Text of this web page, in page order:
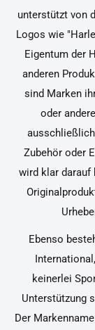
unterstützt von
Logos wie
Eigentum der
anderen
sind Marken
oder
Zubehör oder
wird klar darauf
Ebenso
keinerlei
Unterstützung
Der